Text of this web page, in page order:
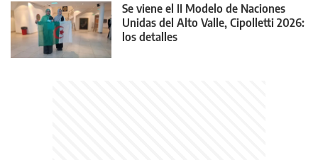
Se viene el II Modelo de Naciones
Unidas del Alto Valle, Cipolletti 2026:
los detalles